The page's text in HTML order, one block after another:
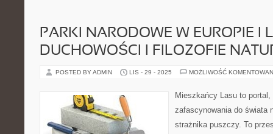
PARKI NARODOWE W EUROPIE I
DUCHOWOŚCI I FILOZOFIE
POSTED BY ADMIN LIS - 29 - 2025 MOŻLIWOŚĆ
Mieszkańcy Lasu to portal,
zafascynowania do świata
strażnika puszczy. To